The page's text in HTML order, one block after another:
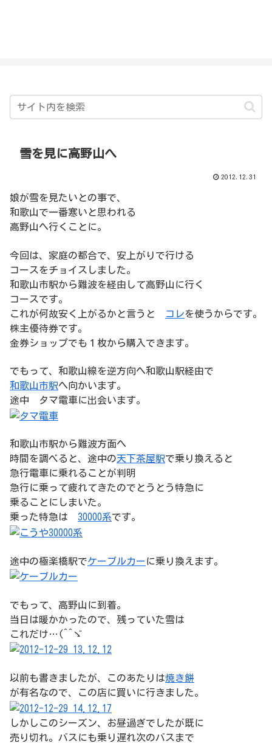
雪を見に高野山へ
2012.12.31
娘が雪を見たいとの事で、
和歌山で一番寒いと思われる
高野山へ行くことに。
今回は、家庭の都合で、安上がりで行ける
コースをチョイスしました。
和歌山市駅から難波を経由して高野山に行く
コースです。
これが何故安く上がるかと言うと
コレを使うからです。
株主優待券です。
金券ショップでも１枚から購入できます。
でもって、和歌山線を逆方向へ和歌山駅経由で
和歌山市駅へ向かいます。
途中 タマ電車に出会います。
和歌山市駅から難波方面へ
時間を調べると、途中の天下茶屋駅で乗り換えると
急行電車に乗れることが判明
急行に乗って疲れてきたのでとうとう特急に
乗ることにしまいた。
乗った特急は 30000系です。
途中の極楽橋駅でケーブルカーに乗り換えます。
でもって、高野山に到着。
当日は暖かかったので、残っていた雪は
これだけ…(^^ゞ
以前も書きましたが、このあたりは焼き餅
が有名なので、この店に買いに行きました。
しかしこのシーズン、お昼過ぎでしたが既に
売り切れ。バスにも乗り遅れ次のバスまで